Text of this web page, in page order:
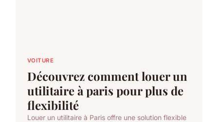
VOITURE
Découvrez comment louer un
utilitaire à paris pour plus de
flexibilité
Louer un utilitaire à Paris offre une solution flexible